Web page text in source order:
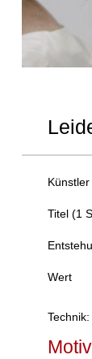
Titel (1
Wert
Technik: